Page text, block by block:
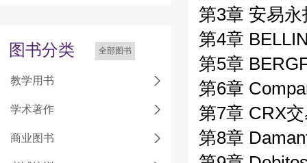
图书分类 全部图书
教学用书
学术著作
商业图书
第3章 安易
第4章
第5章
第6章
第7章 CRX
第8章